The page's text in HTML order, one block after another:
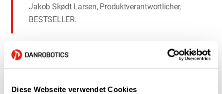
Diese Webseite verwendet Cookies
Jakob Skødt Larsen, Produktverantwortlicher,
BESTSELLER.